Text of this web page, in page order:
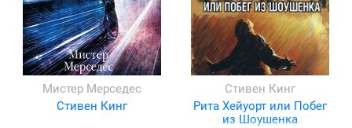
Мистер Мерседес
Стивен Кинг
Стивен Кинг
Рита Хейуорт или Побег
из Шоушенка